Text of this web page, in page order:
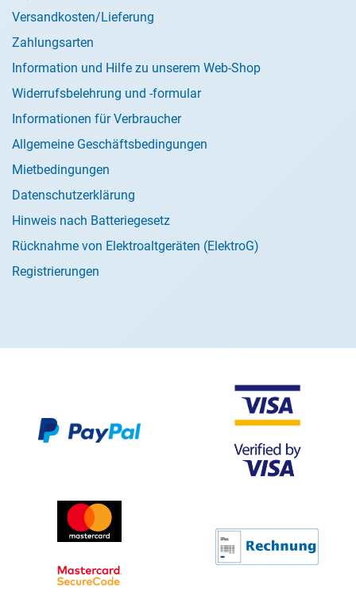
Versandkosten/Lieferung
Zahlungsarten
Information und Hilfe zu unserem Web-Shop
Widerrufsbelehrung und -formular
Informationen für Verbraucher
Allgemeine Geschäftsbedingungen
Mietbedingungen
Datenschutzerklärung
Hinweis nach Batteriegesetz
Rücknahme von Elektroaltgeräten (ElektroG)
Registrierungen